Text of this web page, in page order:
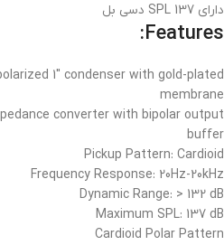
دارای SPL 137 دسی بل
Features:
1″ condenser with gold-plated
membrane
converter with bipolar output
buffer
Pickup Pattern: Cardioid
Frequency Response: 20Hz-20kHz
Dynamic Range: > 132 dB
Maximum SPL: 137 dB
Cardioid Polar Pattern